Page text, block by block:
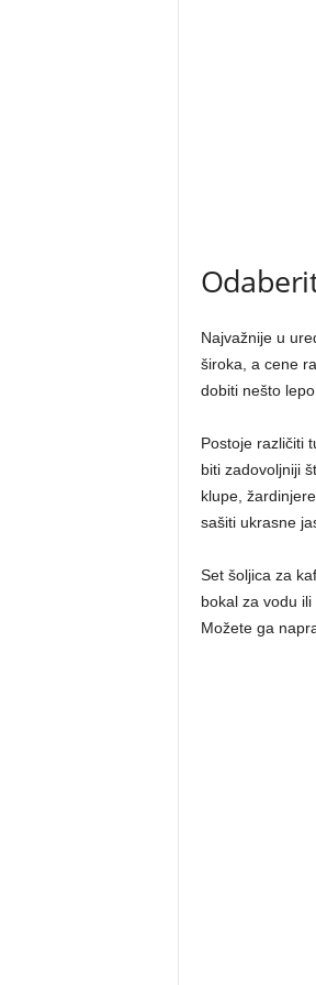
Najvažnije u
široka, a cene
dobiti nešto
Postoje različiti
biti zadovoljniji
klupe,
sašiti ukrasne
Set šoljica za
bokal za vodu
Možete ga